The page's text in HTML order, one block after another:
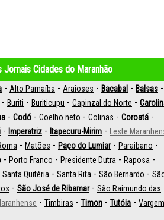
Jornais Cidades do Maranhão
- Alto Parnaíba - Araioses - Bacabal - Balsas -
- Buriti - Buriticupu - Capinzal do Norte -
- Codó - Coelho neto - Colinas - Coroatá -
- Imperatriz - Itapecuru-Mirim - Leste
- Matões - Paço do Lumiar- Paraibano -
- Porto Franco - Presidente Dutra - Raposa -
Santa Quitéria - Santa Rita - São Bernardo -
- São José de Ribamar- São Raimundo das
- Timbiras - Timon - Tutóia - Vargem